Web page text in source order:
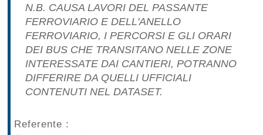
N.B. CAUSA LAVORI DEL PASSANTE
FERROVIARIO E DELL'ANELLO
FERROVIARIO, I PERCORSI E GLI ORARI
DEI BUS CHE TRANSITANO NELLE ZONE
INTERESSATE DAI CANTIERI, POTRANNO
DIFFERIRE DA QUELLI UFFICIALI
CONTENUTI NEL DATASET.
Referente :